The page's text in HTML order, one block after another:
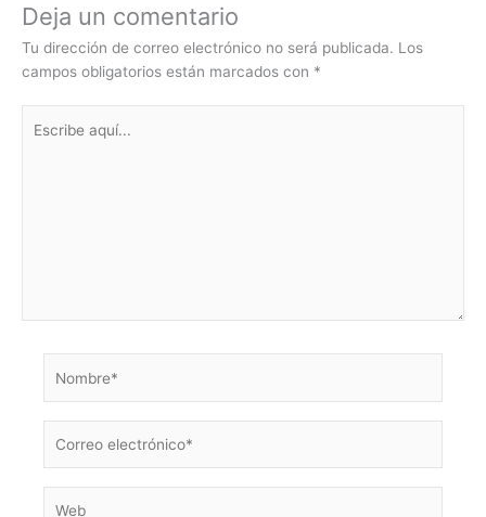
Deja un comentario
Tu dirección de correo electrónico no será publicada. Los
campos obligatorios están marcados con *
aquí...
electrónico*